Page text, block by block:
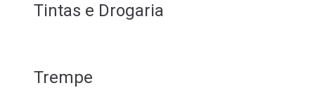
Tintas e Drogaria
Trempe